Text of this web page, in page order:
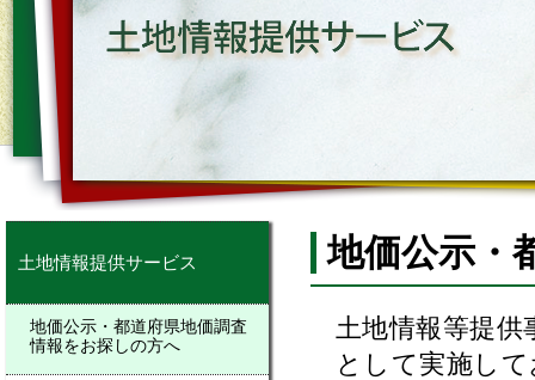
土地情報提供サービス
地価公示・都道府県地価調査
情報をお探しの方へ
地価公示・
土地情報等提
として実施し